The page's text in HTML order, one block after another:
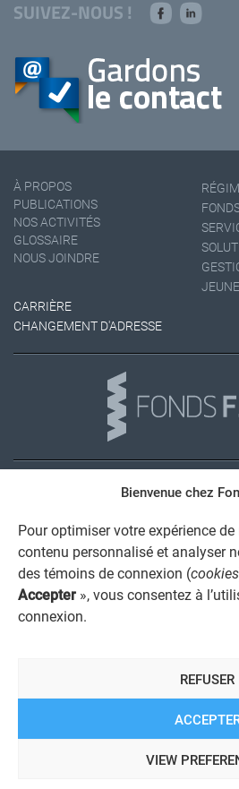
Bienvenue chez
Pour optimiser votre expérience
contenu personnalisé et analyser
des témoins de connexion (cookies
Accepter », vous consentez à
connexion.
REFUSER
VIEW
SUIVEZ-NOUS !
À PROPOS
PUBLICATIONS
NOS ACTIVITÉS
GLOSSAIRE
NOUS JOINDRE
CARRIÈRE
CHANGEMENT D'ADRESSE
AVIS JURIDIQUE GÉNÉRAL
PROTECTION DES RENSEIGNEMENTS
POLITIQUE DE TRAITEMENT DES
REGISTRE DES CONFLITS D'INTÉRÊTS
LIENS UTILES
ALERTE INTERNET
© 2026 Société de services financiers